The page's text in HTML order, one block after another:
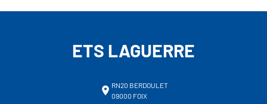
ETS LAGUERRE
RN20 BERDOULET
09000 FOIX